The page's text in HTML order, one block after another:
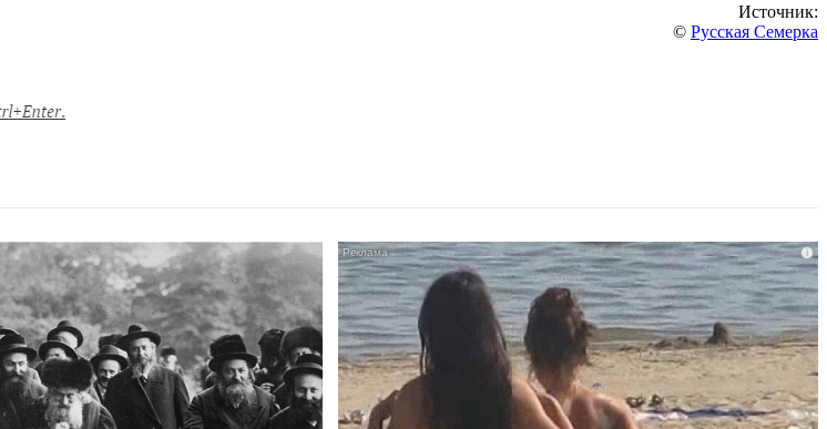
Источник:
© Русская Семерка
i